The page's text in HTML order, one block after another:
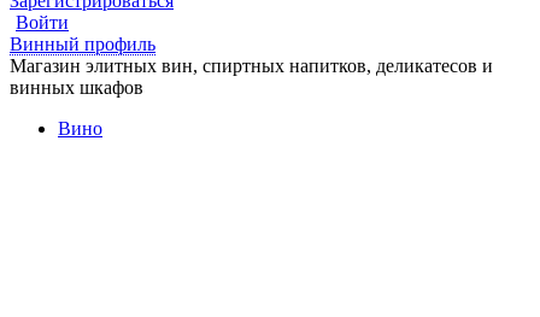
Войти
Винный профиль
Магазин элитных вин, спиртных напитков, деликатесов и
винных шкафов
Вино